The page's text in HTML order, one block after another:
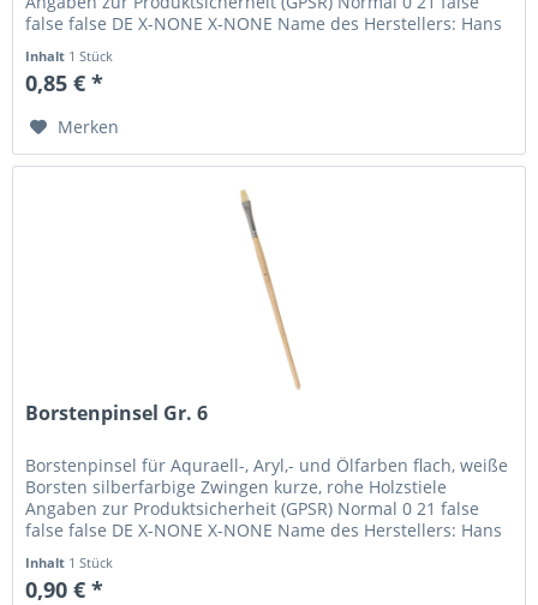
false false DE X-NONE X-NONE Name des Herstellers: Hans
Inhalt 1 Stück
0,85 € *
Merken
Borstenpinsel Gr. 6
Borstenpinsel für Aquraell-, Aryl,- und Ölfarben flach, weiße
Borsten silberfarbige Zwingen kurze, rohe Holzstiele
Angaben zur Produktsicherheit (GPSR) Normal 0 21 false
false false DE X-NONE X-NONE Name des Herstellers: Hans
Inhalt 1 Stück
0,90 € *